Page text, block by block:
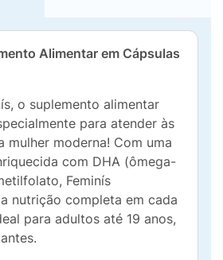
Alimentar em Cápsulas
o suplemento alimentar
para atender às
mulher moderna! Com uma
com DHA (ômega-
Feminís
nutrição completa em cada
para adultos até 19 anos,